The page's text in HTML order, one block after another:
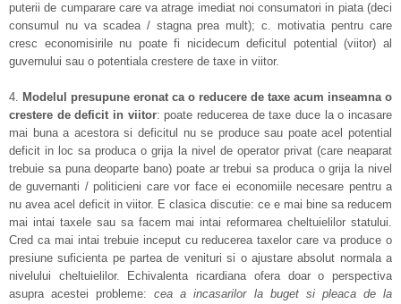
puterii de cumparare care va atrage imediat noi consumatori in piata (deci
consumul nu va scadea / stagna prea mult); c. motivatia pentru care
cresc economisirile nu poate fi nicidecum deficitul potential (viitor) al
guvernului sau o potentiala crestere de taxe in viitor.
4. Modelul presupune eronat ca o reducere de taxe acum inseamna o
crestere de deficit in viitor: poate reducerea de taxe duce la o incasare
mai buna a acestora si deficitul nu se produce sau poate acel potential
deficit in loc sa produca o grija la nivel de operator privat (care neaparat
trebuie sa puna deoparte bano) poate ar trebui sa produca o grija la nivel
de guvernanti / politicieni care vor face ei economiile necesare pentru a
nu avea acel deficit in viitor. E clasica discutie: ce e mai bine sa reducem
mai intai taxele sau sa facem mai intai reformarea cheltuielilor statului.
Cred ca mai intai trebuie inceput cu reducerea taxelor care va produce o
presiune suficienta pe partea de venituri si o ajustare absolut normala a
nivelului cheltuielilor. Echivalenta ricardiana ofera doar o perspectiva
asupra acestei probleme:cea a incasarilor la buget si pleaca de la